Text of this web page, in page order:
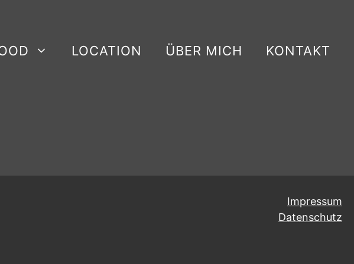
LOCATION ÜBER MICH KONTAKT
Impressum
Datenschutz